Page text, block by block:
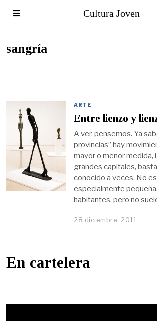
Cultura Joven
sangría
ARTE
Entre lienzo y
A ver, pensemos. Ya
provincias” hay
mayor o menor medida,
grandes capitales,
conocido a veces. No
especialmente
habitantes, pero no
28 diciembre, 2011
En cartelera